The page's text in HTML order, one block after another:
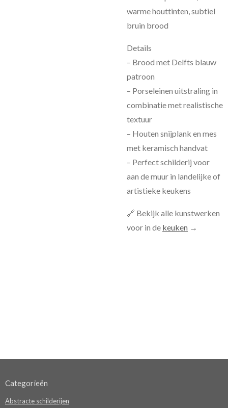
warme houttinten, subtiel
bruin brood
Details
– Brood met Delfts blauw
patroon
– Porseleinen uitstraling in
combinatie met realistische
textuur
– Houten snijplank en mes
met keramisch handvat
– Perfect schilderij voor
aan de muur in landelijke of
artistieke keukens
🔗 Bekijk alle kunstwerken
voor in de keuken →
Categorieën
Abstracte schilderijen